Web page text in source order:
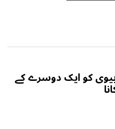
کو ایک دوسرے کے